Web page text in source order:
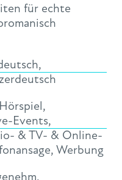
für echte
,
Hörspiel,
Events,
& TV- & Online-
, Werbung
,